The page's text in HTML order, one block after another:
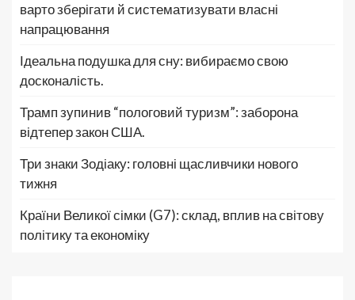
варто зберігати й систематизувати власні
напрацювання
Ідеальна подушка для сну: вибираємо свою
досконалість.
Трамп зупинив “пологовий туризм”: заборона
відтепер закон США.
Три знаки Зодіаку: головні щасливчики нового
тижня
Країни Великої сімки (G7): склад, вплив на світову
політику та економіку